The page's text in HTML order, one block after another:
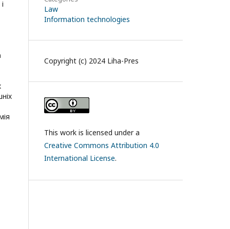
Law
Information technologies
Copyright (c) 2024 Liha-Pres
This work is licensed under a
Creative Commons Attribution 4.0
International License.